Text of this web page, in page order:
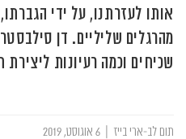
אותו לעזרתנו, על ידי
שכיחים וכמה רעיונות ליצירת
תום לב-ארי בייז